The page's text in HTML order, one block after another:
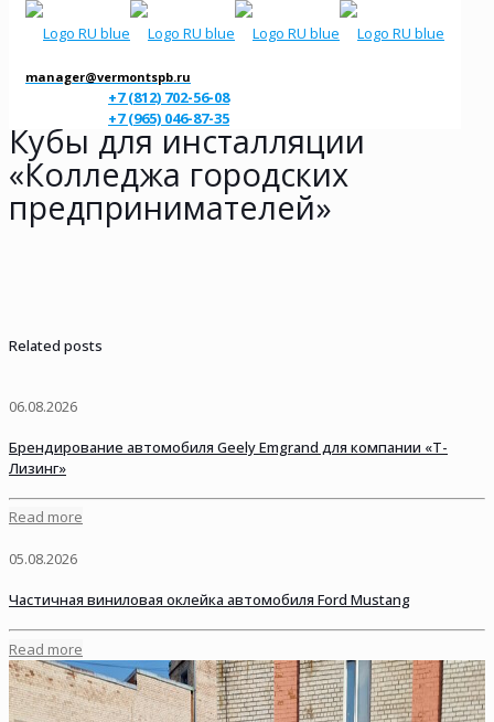
manager@vermontspb.ru
+7 (812) 702-56-08
+7 (965) 046-87-35
Кубы для инсталляции
«Колледжа городских
предпринимателей»
Related posts
06.08.2026
Брендирование автомобиля Geely Emgrand для компании «Т-
Лизинг»
Read more
05.08.2026
Частичная виниловая оклейка автомобиля Ford Mustang
Read more